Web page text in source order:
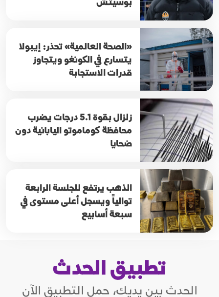
«الصحة العالمية» تحذر: إيبولا
يتسارع في الكونغو ويتجاوز
قدرات الاستجابة
زلزال بقوة 5.1 درجات يضرب
محافظة كوماموتو اليابانية دون
ضحايا
الذهب يرتفع للجلسة الرابعة
توالياً ويسجل أعلى مستوى في
سبعة أسابيع
تطبيق الحدث
الحدث بين يديك، حمل التطبيق الآن